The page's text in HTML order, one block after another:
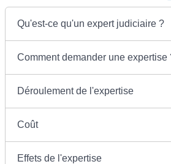
Qu'est-ce qu'un expert judiciaire ?
Comment demander une expertise
Déroulement de l'expertise
Coût
Effets de l'expertise